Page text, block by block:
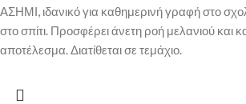
ΑΣΗΜΙ, ιδανικό για καθημερινή γραφή στο
στο σπίτι. Προσφέρει άνετη ροή μελανιού
αποτέλεσμα. Διατίθεται σε τεμάχιο.